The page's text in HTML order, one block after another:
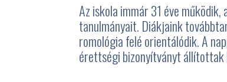
Aziskola immár 31 éve
tanulmányait. Diákjaink
romológia felé orientálódik. A
érettségi bizonyítványt állítottak